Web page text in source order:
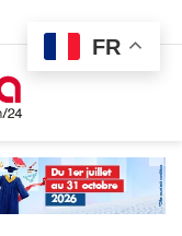
FR